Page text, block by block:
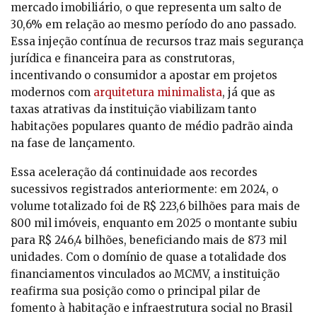
mercado imobiliário, o que representa um salto de
30,6% em relação ao mesmo período do ano passado.
Essa injeção contínua de recursos traz mais segurança
jurídica e financeira para as construtoras,
incentivando o consumidor a apostar em projetos
modernos com arquitetura minimalista, já que as
taxas atrativas da instituição viabilizam tanto
habitações populares quanto de médio padrão ainda
na fase de lançamento.
Essa aceleração dá continuidade aos recordes
sucessivos registrados anteriormente: em 2024, o
volume totalizado foi de R$ 223,6 bilhões para mais de
800 mil imóveis, enquanto em 2025 o montante subiu
para R$ 246,4 bilhões, beneficiando mais de 873 mil
unidades. Com o domínio de quase a totalidade dos
financiamentos vinculados ao MCMV, a instituição
reafirma sua posição como o principal pilar de
fomento à habitação e infraestrutura social no Brasil